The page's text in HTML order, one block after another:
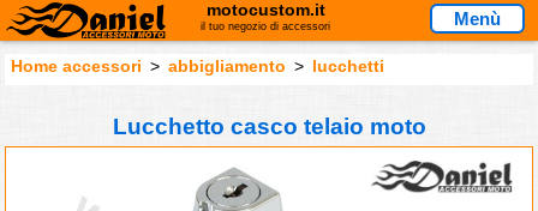
motocustom.it
il tuo negozio di accessori Menù
Home accessori > abbigliamento > lucchetti
Lucchetto casco telaio moto